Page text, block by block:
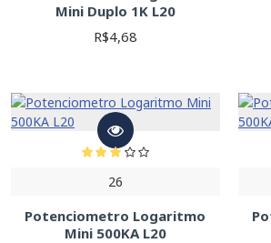
Mini Duplo 1K L20
R$4,68
26
Potenciometro Logaritmo
Mini 500KA L20